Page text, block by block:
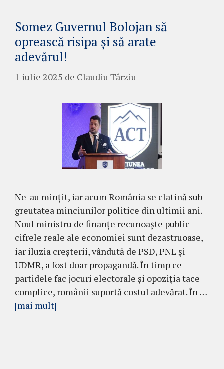
Somez Guvernul Bolojan să
oprească risipa și să arate
adevărul!
1 iulie 2025 de Claudiu Târziu
Ne-au mințit, iar acum România se clatină sub
greutatea minciunilor politice din ultimii ani.
Noul ministru de finanțe recunoaște public
cifrele reale ale economiei sunt dezastruoase,
iar iluzia creșterii, vândută de PSD, PNL și
UDMR, a fost doar propagandă. În timp ce
partidele fac jocuri electorale și opoziția tace
complice, românii suportă costul adevărat. În …
[mai mult]